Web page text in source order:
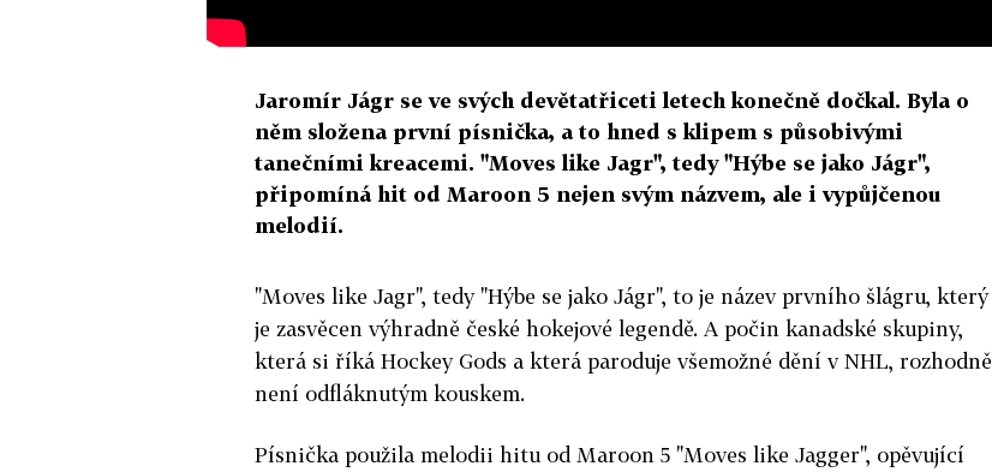
Jaromír Jágr se ve svých devětatřiceti letech konečně dočkal. Byla o
něm složena první písnička, a to hned s klipem s působivými
tanečními kreacemi. "Moves like Jagr", tedy "Hýbe se jako Jágr",
připomíná hit od Maroon 5 nejen svým názvem, ale i vypůjčenou
melodií.
"Moves like Jagr", tedy "Hýbe se jako Jágr", to je název prvního šlágru, který
je zasvěcen výhradně české hokejové legendě. A počin kanadské skupiny,
která si říká Hockey Gods a která paroduje všemožné dění v NHL, rozhodně
není odfláknutým kouskem.
Písnička použila melodii hitu od Maroon 5 "Moves like Jagger", opěvující